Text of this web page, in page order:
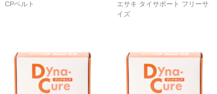
ブランドで探す
LLOYD TABLE (ロイドテーブル)
Therapeutica (セラピューティカ)
CPベルト
エサキ タイサポート フリーサ
イズ